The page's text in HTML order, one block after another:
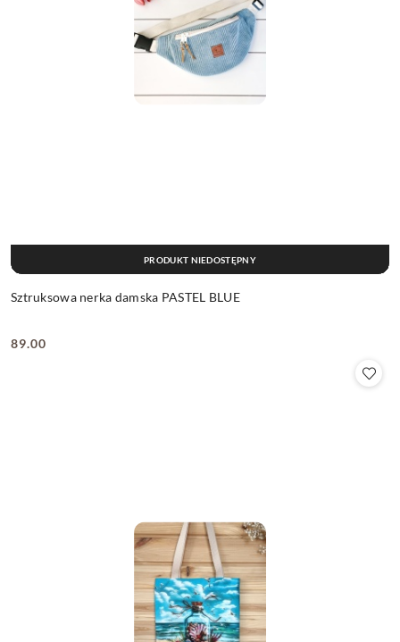
Sztruksowa nerka damska PASTEL BLUE
Cena:
89.00
PRODUKT NIEDOSTĘPNY